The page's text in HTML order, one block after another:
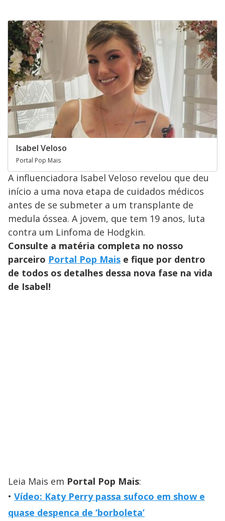
Isabel Veloso
Portal Pop Mais
A influenciadora Isabel Veloso revelou que deu
início a uma nova etapa de cuidados médicos
antes de se submeter a um transplante de
medula óssea. A jovem, que tem 19 anos, luta
contra um Linfoma de Hodgkin.
Consulte a matéria completa no nosso
parceiro Portal Pop Mais e fique por dentro
de todos os detalhes dessa nova fase na vida
de Isabel!
Leia Mais em Portal Pop Mais:
Vídeo: Katy Perry passa sufoco em show e
quase despenca de ‘borboleta’